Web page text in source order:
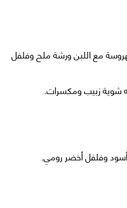
مع اللبن ورشة ملح وفلفل
شوية زبيب ومكسرات.
وفلفل أخضر رومي.